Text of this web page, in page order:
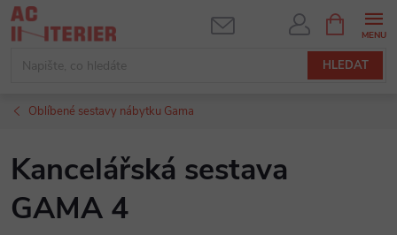
Přejít
na
HLEDAT
NÁKUPNÍ
KOŠÍK
Oblíbené sestavy nábytku Gama
Kancelářská sestava
GAMA 4